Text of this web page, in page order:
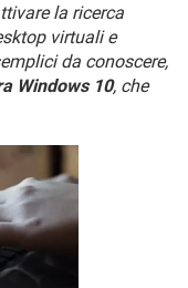
la ricerca
virtuali e
da conoscere,
Windows 10, che